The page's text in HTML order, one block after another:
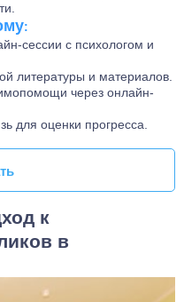
:
сессии с психологом и
литературы и материалов.
через онлайн-
для оценки прогресса.
к
в